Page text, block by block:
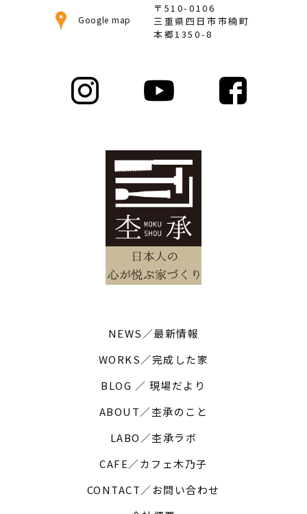
Google map
〒510-0106
三重県四日市市楠町
本郷1350-8
NEWS／最新情報
WORKS／完成した家
BLOG ／ 現場だより
ABOUT／杢承のこと
LABO／杢承ラボ
CAFE／カフェ木乃子
CONTACT／お問い合わせ